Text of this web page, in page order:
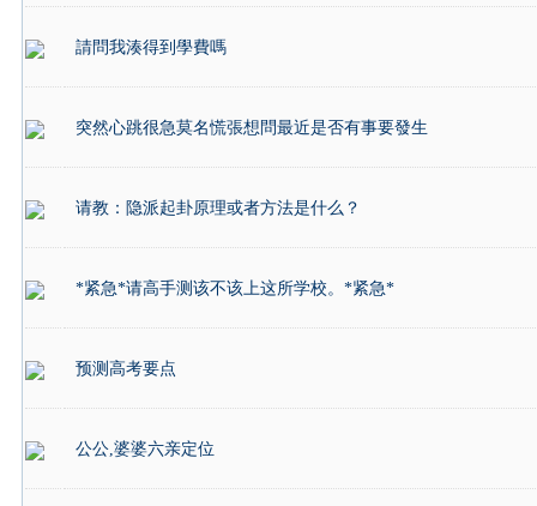
請問我湊得到學費嗎
突然心跳很急莫名慌張想問最近是否有事要發生
请教：隐派起卦原理或者方法是什么？
*紧急*请高手测该不该上这所学校。*紧急*
预测高考要点
公公,婆婆六亲定位